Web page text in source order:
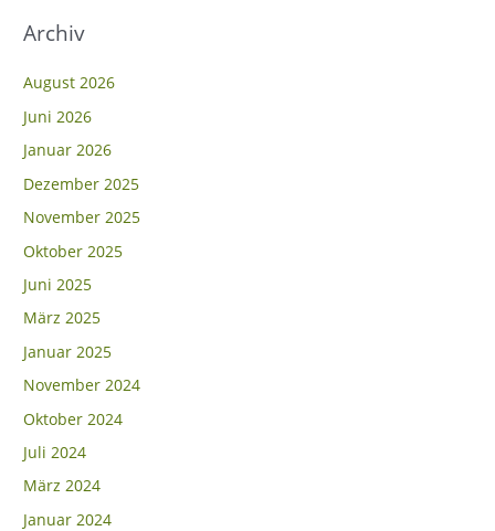
:Archiv
August 2026
Juni 2026
Januar 2026
Dezember 2025
November 2025
Oktober 2025
Juni 2025
März 2025
Januar 2025
November 2024
Oktober 2024
Juli 2024
März 2024
Januar 2024